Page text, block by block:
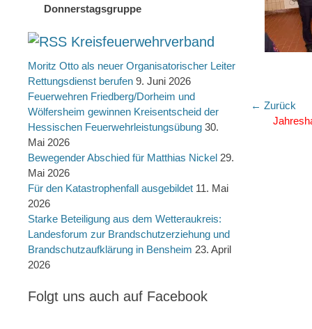
← Zurück
Vorheriger
Donnerstagsgruppe
Kreisfeuerwehrverband
Moritz Otto als neuer Organisatorischer Leiter
Rettungsdienst berufen 9. Juni 2026
Feuerwehren Friedberg/Dorheim und
Wölfersheim gewinnen Kreisentscheid der
Hessischen Feuerwehrleistungsübung 30.
Mai 2026
Bewegender Abschied für Matthias Nickel 29.
Mai 2026
Für den Katastrophenfall ausgebildet 11. Mai
2026
Starke Beteiligung aus dem Wetteraukreis:
Landesforum zur Brandschutzerziehung und
Brandschutzaufklärung in Bensheim 23. April
2026
Folgt uns auch auf Facebook